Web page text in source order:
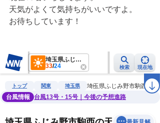
天気がよくて気持ちがいいですよ。
お待ちしています！